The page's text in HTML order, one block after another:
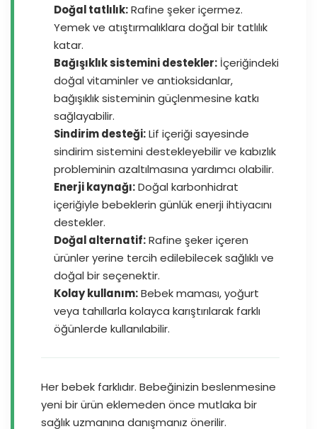
Doğal tatlılık:Rafine şeker içermez.
Yemek ve atıştırmalıklara doğal bir tatlılık
katar.
Bağışıklık sistemini destekler: İçeriğindeki
doğal vitaminler ve antioksidanlar,
bağışıklık sisteminin güçlenmesine katkı
sağlayabilir.
Sindirim desteği:Lif içeriği sayesinde
sindirim sistemini destekleyebilir ve kabızlık
probleminin azaltılmasına yardımcı olabilir.
Enerji kaynağı:Doğal karbonhidrat
içeriğiyle bebeklerin günlük enerji ihtiyacını
destekler.
Doğal alternatif:Rafine şeker içeren
ürünler yerine tercih edilebilecek sağlıklı ve
doğal bir seçenektir.
Kolay kullanım:Bebek maması, yoğurt
veya tahıllarla kolayca karıştırılarak farklı
öğünlerde kullanılabilir.
Her bebek farklıdır. Bebeğinizin beslenmesine
yeni bir ürün eklemeden önce mutlaka bir
sağlık uzmanına danışmanız önerilir.